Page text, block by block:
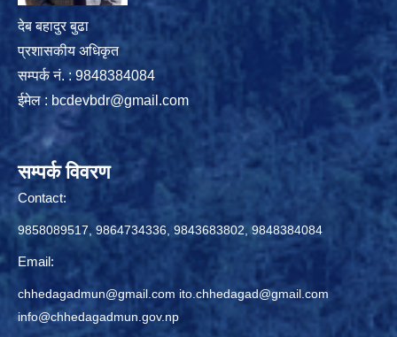
देब बहादुर बुढा
प्रशासकीय अधिकृत
सम्पर्क नं. : 9848384084
ईमेल : bcdevbdr@gmail.com
सम्पर्क विवरण
Contact:
9858089517, 9864734336, 9843683802, 9848384084
Email:
chhedagadmun@gmail.com ito.chhedagad@gmail.com
info@chhedagadmun.gov.np